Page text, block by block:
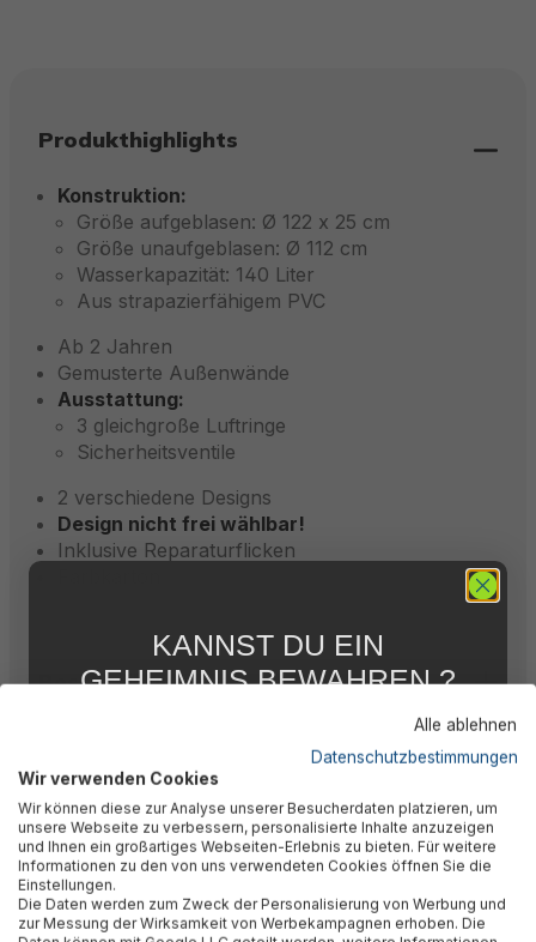
Produkthighlights
Konstruktion:
Größe aufgeblasen: Ø 122 x 25 cm
Größe unaufgeblasen: Ø 112 cm
Wasserkapazität: 140 Liter
Aus strapazierfähigem PVC
Ab 2 Jahren
Gemusterte Außenwände
Ausstattung:
3 gleichgroße Luftringe
Sicherheitsventile
2 verschiedene Designs
Design nicht frei wählbar!
Inklusive Reparaturflicken
Beschreibung
Bewertungen
Technische Daten
Alle ablehnen
Datenschutzbestimmungen
Wir verwenden Cookies
Wir können diese zur Analyse unserer Besucherdaten platzieren, um
unsere Webseite zu verbessern, personalisierte Inhalte anzuzeigen
und Ihnen ein großartiges Webseiten-Erlebnis zu bieten. Für weitere
Informationen zu den von uns verwendeten Cookies öffnen Sie die
Einstellungen.
Die Daten werden zum Zweck der Personalisierung von Werbung und
zur Messung der Wirksamkeit von Werbekampagnen erhoben. Die
KANNST DU EIN
GEHEIMNIS BEWAHREN ?
FÜR DICH
Abonniere jetzt unseren kostenlosen
Newsletter, verpasse keine Neuigkeiten und
Aktionen mehr und sichere Dir 5 %
Willkommensrabatt auf nicht reduzierte Ware
bei Deiner ersten Bestellung !*
Email